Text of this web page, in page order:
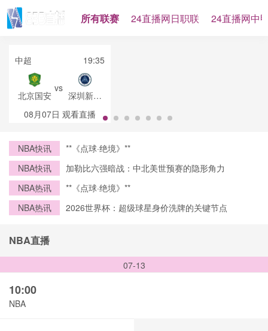
所有联赛 24直播网日职联 24直播网中
中超 19:35
北京国安
vs
深圳新鹏
城
08月07日 观看直播
NBA快讯
**《点球·绝境》**
NBA快讯
加勒比六强暗战：中北美世预赛的隐形角力
NBA热讯
**《点球·绝境》**
NBA热讯
2026世界杯：超级球星身价洗牌的关键节点
NBA直播
07-13
10:00
NBA